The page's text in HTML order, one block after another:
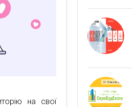
на свої